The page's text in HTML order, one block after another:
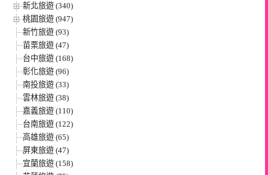
新北旅遊 (340)
桃園旅遊 (947)
新竹旅遊 (93)
苗栗旅遊 (47)
台中旅遊 (168)
彰化旅遊 (96)
南投旅遊 (33)
雲林旅遊 (38)
嘉義旅遊 (110)
台南旅遊 (122)
高雄旅遊 (65)
屏東旅遊 (47)
宜蘭旅遊 (158)